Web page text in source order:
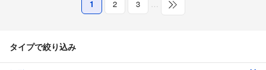
1 2 3 …
タイプで絞り込み